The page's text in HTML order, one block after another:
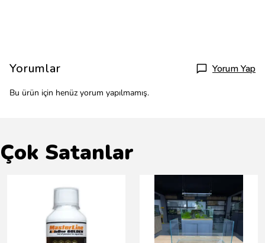
Yorumlar Yorum Yap
Bu ürün için henüz yorum yapılmamış.
Çok Satanlar